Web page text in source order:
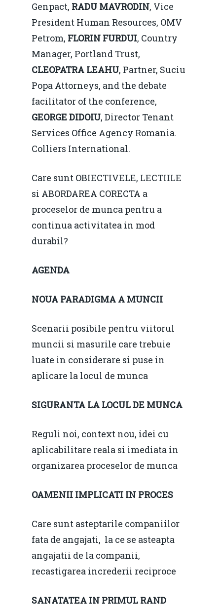
Genpact, RADU MAVRODIN, Vice
President Human Resources, OMV
Petrom, FLORIN FURDUI, Country
Manager, Portland Trust,
CLEOPATRA LEAHU, Partner, Suciu
Popa Attorneys, and the debate
facilitator of the conference,
GEORGE DIDOIU, Director Tenant
Services Office Agency Romania.
Colliers International.
Care sunt OBIECTIVELE, LECTIILE
si ABORDAREA CORECTA a
proceselor de munca pentru a
continua activitatea in mod
durabil?
AGENDA
NOUA PARADIGMA A MUNCII
Scenarii posibile pentru viitorul
muncii si masurile care trebuie
luate in considerare si puse in
aplicare la locul de munca
SIGURANTA LA LOCUL DE MUNCA
Reguli noi, context nou, idei cu
aplicabilitare reala si imediata in
organizarea proceselor de munca
OAMENII IMPLICATI IN PROCES
Care sunt asteptarile companiilor
fata de angajati, la ce se asteapta
angajatii de la companii,
recastigarea increderii reciproce
SANATATEA IN PRIMUL RAND